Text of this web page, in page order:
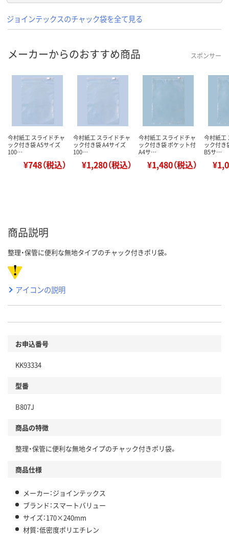
ジョインテックスのチャック袋を全て見る
メーカーからのおすすめ商品 スポンサー
今村紙工 スライドチャ
ック付き袋 A5サイズ
100…
¥748（税込）
今村紙工 スライドチャ
ック付き袋 A4サイズ
100…
¥1,280（税込）
今村紙工 スライドチャ
ック付き袋 ポケット付
A4サ…
¥1,480（税込）
今村紙工
ック付き
B5サ…
商品説明
整理・保管に便利な無地タイプのチャック付きポリ袋。
アイコンの説明
お申込番号
KK93334
型番
B807J
商品の特徴
整理・保管に便利な無地タイプのチャック付きポリ袋。
商品仕様
メーカー：ジョインテックス
ブランド：スマートバリュー
サイズ：170×240mm
材質：低密度ポリエチレン